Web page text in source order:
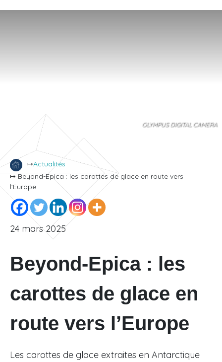
OLYMPUS DIGITAL CAMERA
↦Actualités
↦ Beyond-Epica : les carottes de glace en route vers
l’Europe
24 mars 2025
Beyond-Epica : les
carottes de glace en
route vers l’Europe
Les carottes de glace extraites en Antarctique